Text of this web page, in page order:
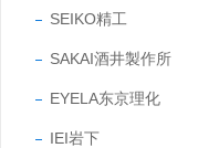
SEIKO精工
SAKAI酒井製作所
EYELA东京理化
IEI岩下